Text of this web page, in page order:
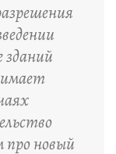
зданий
про новый